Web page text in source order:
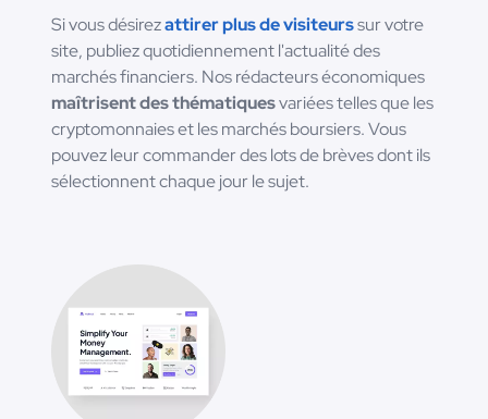
Si vous désirezattirer plus de visiteurssur votre
site, publiez quotidiennement l'actualité des
marchés financiers. Nos rédacteurs économiques
maîtrisent des thématiquesvariées telles que les
cryptomonnaies et les marchés boursiers. Vous
pouvez leur commander des lots de brèves dont ils
sélectionnent chaque jour le sujet.